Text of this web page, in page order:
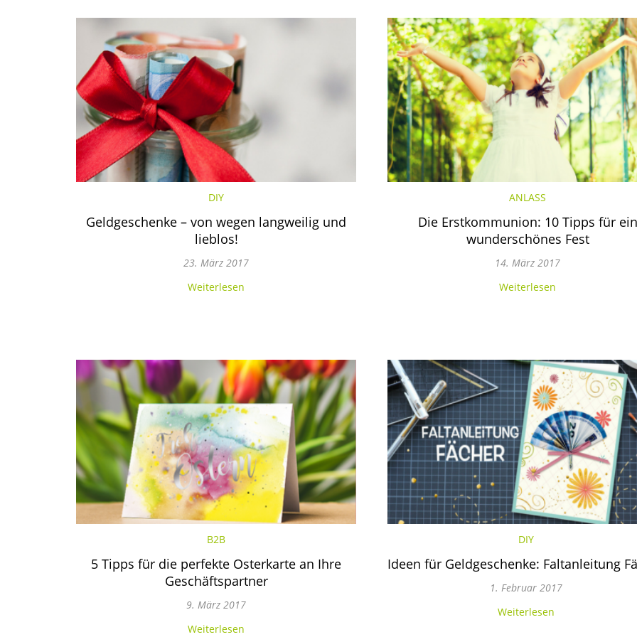
DIY
Geldgeschenke – von wegen langweilig und
lieblos!
23. März 2017
Weiterlesen
ANLASS
Die Erstkommunion: 10 Tipps für ein
wunderschönes Fest
14. März 2017
Weiterlesen
B2B
5 Tipps für die perfekte Osterkarte an Ihre
Geschäftspartner
9. März 2017
Weiterlesen
DIY
Ideen für Geldgeschenke: Faltanleitung
1. Februar 2017
Weiterlesen